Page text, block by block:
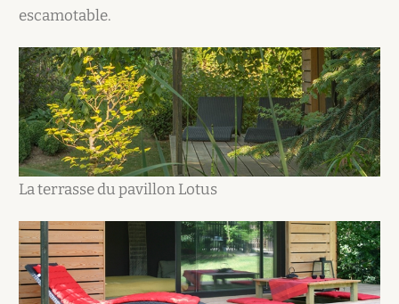
escamotable.
La terrasse du pavillon Lotus